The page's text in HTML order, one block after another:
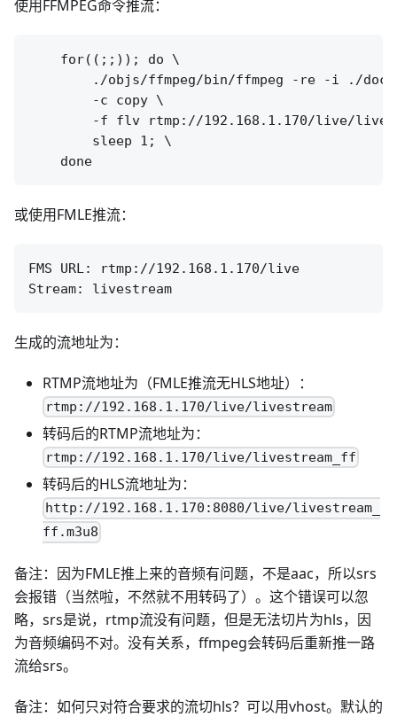
使用FFMPEG命令推流：
    for((;;)); do \
./objs/ffmpeg/bin/ffmpeg -re -i ./
        -c copy \
-f flv rtmp://192.168.1.170/live/
        sleep 1; \
或使用FMLE推流：
FMS URL: rtmp://192.168.1.170/live
生成的流地址为：
RTMP流地址为（FMLE推流无HLS地址）：
rtmp://192.168.1.170/live/livestream
转码后的RTMP流地址为：
rtmp://192.168.1.170/live/livestream_ff
转码后的HLS流地址为：
http://192.168.1.170:8080/live/livestream_
ff.m3u8
备注：因为FMLE推上来的音频有问题，不是aac，所以srs
会报错（当然啦，不然就不用转码了）。这个错误可以忽
略，srs是说，rtmp流没有问题，但是无法切片为hls，因
为音频编码不对。没有关系，ffmpeg会转码后重新推一路
流给srs。
备注：如何只对符合要求的流切hls？可以用vhost。默认的